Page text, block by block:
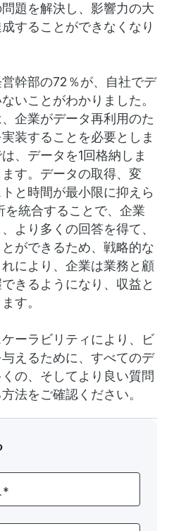
題を解決し、影響力の大
することができなくなり
幹部の72％が、自社でデ
いことがわかりました。
企業がデータ再利用のた
装することを必要としま
、データを1回格納しま
す。データの取得、変
と時間が最小限に抑えら
を統合することで、企業
より多くの回答を得て、
ができるため、戦略的な
により、企業は業務と顧
きるようになり、収益と
す。
ーラビリティにより、ビ
えるために、すべてのデ
の、そしてより良い質問
法をご確認ください。
*